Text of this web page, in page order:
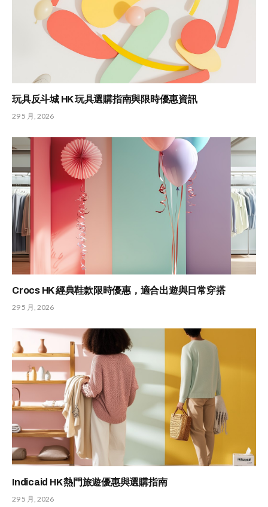
玩具反斗城 HK 玩具選購指南與限時優惠資訊
29 5 月, 2026
Crocs HK 經典鞋款限時優惠，適合出遊與日常穿搭
29 5 月, 2026
Indicaid HK 熱門旅遊優惠與選購指南
29 5 月, 2026